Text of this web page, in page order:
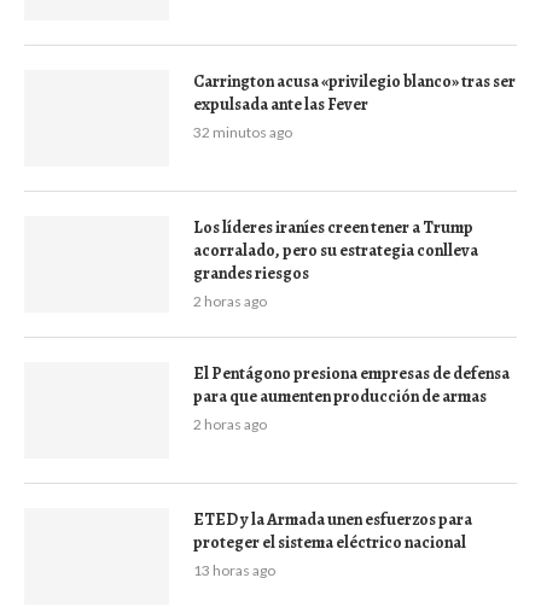
Carrington acusa «privilegio blanco» tras ser
expulsada ante las Fever
32 minutos ago
Los líderes iraníes creen tener a Trump
acorralado, pero su estrategia conlleva
grandes riesgos
2 horas ago
El Pentágono presiona empresas de defensa
para que aumenten producción de armas
2 horas ago
ETED y la Armada unen esfuerzos para
proteger el sistema eléctrico nacional
13 horas ago